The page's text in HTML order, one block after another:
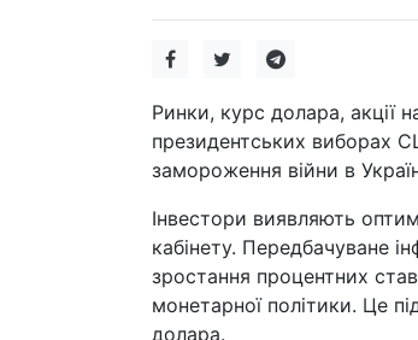
Ринки, курс долара, акції
президентських виборах
замороження війни в
Інвестори виявляють
кабінету. Передбачуване
зростання процентних
монетарної політики. Це
долара.